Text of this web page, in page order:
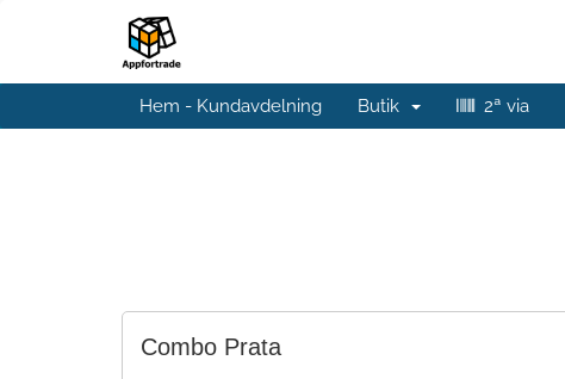
Hem - Kundavdelning Butik 2ª via
Combo Prata